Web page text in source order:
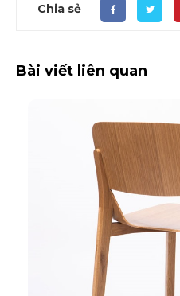
Chia sẻ
Bài viết liên quan